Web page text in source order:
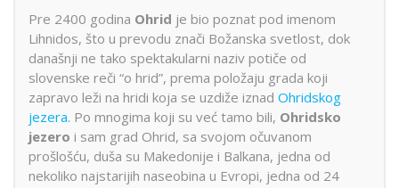
Pre 2400 godina Ohrid je bio poznat pod imenom
Lihnidos, što u prevodu znači Božanska svetlost, dok
današnji ne tako spektakularni naziv potiče od
slovenske reči “o hrid”, prema položaju grada koji
zapravo leži na hridi koja se uzdiže iznad Ohridskog
jezera. Po mnogima koji su već tamo bili, Ohridsko
jezero i sam grad Ohrid, sa svojom očuvanom
prošlošću, duša su Makedonije i Balkana, jedna od
nekoliko najstarijih naseobina u Evropi, jedna od 24